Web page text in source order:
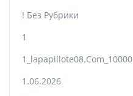
! Без Рубрики
1
1_lapapillote08.com_10000
1.06.2026